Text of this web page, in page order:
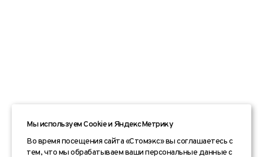
Мы используем Сookie и ЯндексМетрику
Во время посещения сайта «Стомэкс» вы соглашаетесь с
тем, что мы обрабатываем ваши персональные данные с